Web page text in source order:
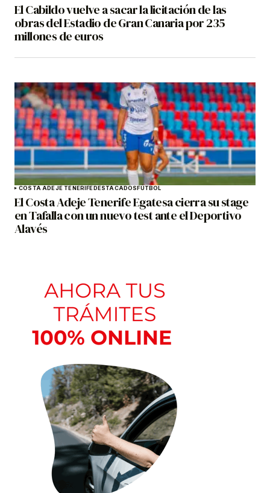
El Cabildo vuelve a sacar la licitación de las
obras del Estadio de Gran Canaria por 235
millones de euros
COSTA ADEJE TENERIFE DESTACADOS FÚTBOL
El Costa Adeje Tenerife Egatesa cierra su stage
en Tafalla con un nuevo test ante el Deportivo
Alavés